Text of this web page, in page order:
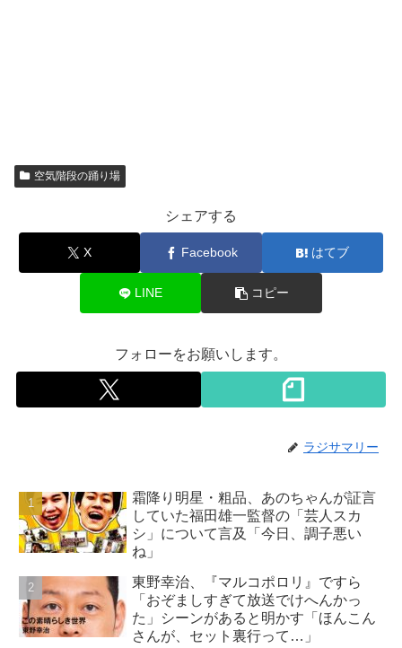
空気階段の踊り場
シェアする
X Facebook はてブ
LINE コピー
フォローをお願いします。
ラジサマリー
霜降り明星・粗品、あのちゃんが証言
していた福田雄一監督の「芸人スカ
シ」について言及「今日、調子悪い
ね」
東野幸治、『マルコポロリ』ですら
「おぞましすぎて放送でけへんかっ
た」シーンがあると明かす「ほんこん
さんが、セット裏行って…」